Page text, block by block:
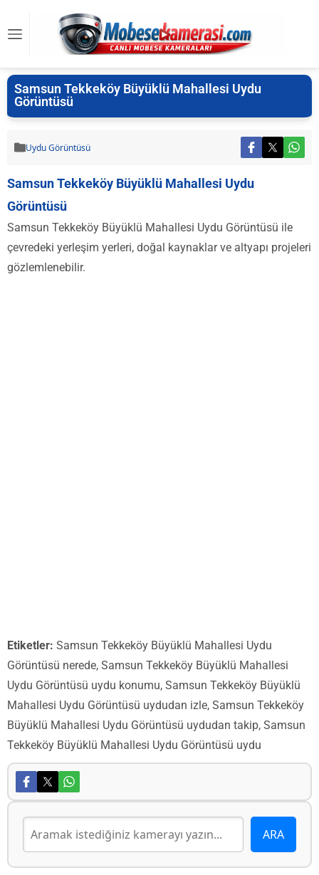
Samsun Tekkeköy Büyüklü Mahallesi Uydu
Görüntüsü
Uydu Görüntüsü
Samsun Tekkeköy Büyüklü Mahallesi Uydu
Görüntüsü
Samsun Tekkeköy Büyüklü Mahallesi Uydu Görüntüsü ile
çevredeki yerleşim yerleri, doğal kaynaklar ve altyapı projeleri
gözlemlenebilir.
Etiketler: Samsun Tekkeköy Büyüklü Mahallesi Uydu
Görüntüsü nerede, Samsun Tekkeköy Büyüklü Mahallesi
Uydu Görüntüsü uydu konumu, Samsun Tekkeköy Büyüklü
Mahallesi Uydu Görüntüsü uydudan izle, Samsun Tekkeköy
Büyüklü Mahallesi Uydu Görüntüsü uydudan takip, Samsun
Tekkeköy Büyüklü Mahallesi Uydu Görüntüsü uydu